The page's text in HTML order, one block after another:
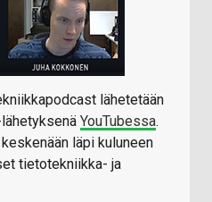
lähetetään
YouTubessa.
läpi kuluneen
tietotekniikka- ja